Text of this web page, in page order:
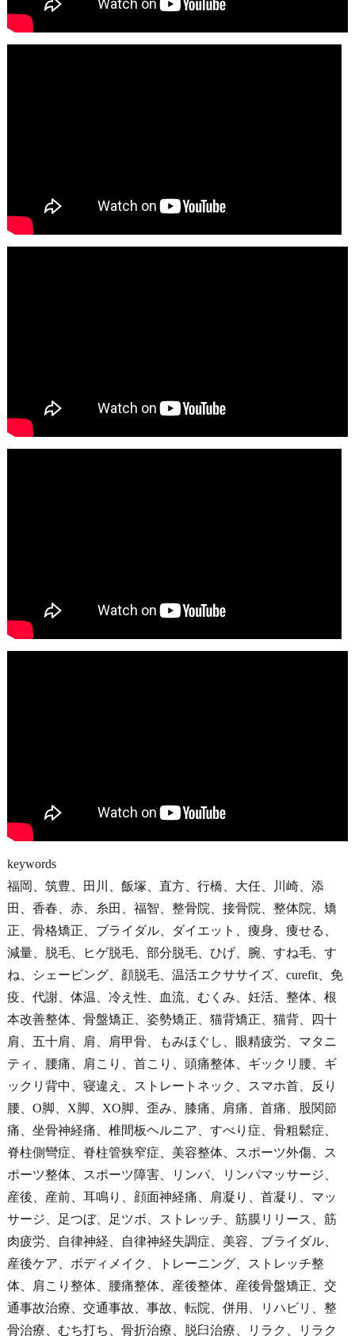
keywords
福岡、筑豊、田川、飯塚、直方、行橋、大任、川崎、添
田、香春、赤、糸田、福智、整骨院、接骨院、整体院、矯
正、骨格矯正、ブライダル、ダイエット、痩身、痩せる、
減量、脱毛、ヒゲ脱毛、部分脱毛、ひげ、腕、すね毛、す
ね、シェービング、顔脱毛、温活エクササイズ、curefit、免
疫、代謝、体温、冷え性、血流、むくみ、妊活、整体、根
本改善整体、骨盤矯正、姿勢矯正、猫背矯正、猫背、四十
肩、五十肩、肩、肩甲骨、もみほぐし、眼精疲労、マタニ
ティ、腰痛、肩こり、首こり、頭痛整体、ギックリ腰、ギ
ックリ背中、寝違え、ストレートネック、スマホ首、反り
腰、O脚、X脚、XO脚、歪み、膝痛、肩痛、首痛、股関節
痛、坐骨神経痛、椎間板ヘルニア、すべり症、骨粗鬆症、
脊柱側彎症、脊柱管狭窄症、美容整体、スポーツ外傷、ス
ポーツ整体、スポーツ障害、リンパ、リンパマッサージ、
産後、産前、耳鳴り、顔面神経痛、肩凝り、首凝り、マッ
サージ、足つぼ、足ツボ、ストレッチ、筋膜リリース、筋
肉疲労、自律神経、自律神経失調症、美容、ブライダル、
産後ケア、ボディメイク、トレーニング、ストレッチ整
体、肩こり整体、腰痛整体、産後整体、産後骨盤矯正、交
通事故治療、交通事故、事故、転院、併用、リハビリ、整
骨治療、むち打ち、骨折治療、脱臼治療、リラク、リラク